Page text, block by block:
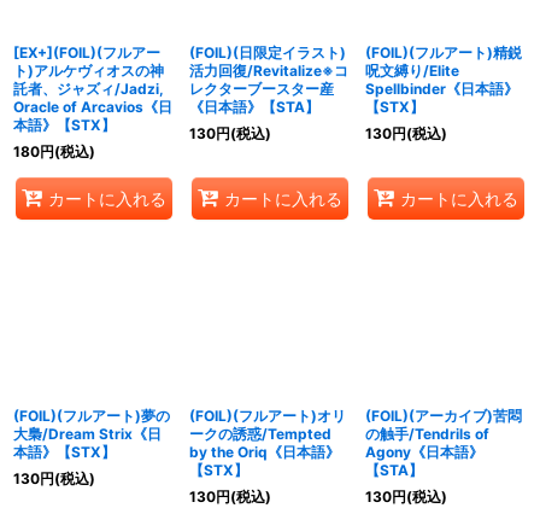
[EX+](FOIL)(フルアー
ト)アルケヴィオスの神
託者、ジャズィ/Jadzi,
Oracle of Arcavios《日
本語》【STX】
180円(税込)
カートに入れる
(FOIL)(日限定イラスト)
活力回復/Revitalize※コ
レクターブースター産
《日本語》【STA】
130円(税込)
カートに入れる
(FOIL)(フルアート)精鋭
呪文縛り/Elite
Spellbinder《日本語》
【STX】
130円(税込)
カートに入れる
(FOIL)(フルアート)夢の
大梟/Dream Strix《日
本語》【STX】
130円(税込)
(FOIL)(フルアート)オリ
ークの誘惑/Tempted
by the Oriq《日本語》
【STX】
130円(税込)
(FOIL)(アーカイブ)苦悶
の触手/Tendrils of
Agony《日本語》
【STA】
130円(税込)